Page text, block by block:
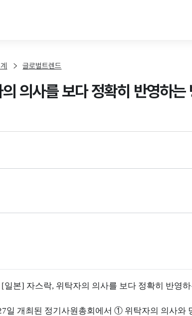
글로벌트렌드
의사를 보다 정확히 반영하
[일본] 자스락, 위탁자의 의사를 보다 정확히 반영
일 개최된 정기사원총회에서 ① 위탁자의 의사와